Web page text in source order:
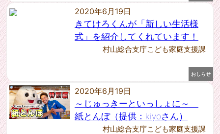
2021年8月 [1]
2021年1月 [7]
2020年12月 [6]
2020年11月 [3]
2020年9月 [3]
おしらせ
2020年6月19日
きてけろくんが「新しい生活様
式」を紹介してくれています！
村山総合支庁こども家庭支援課
2020年6月19日
～じゅっきーといっしょに～
紙とんぼ（提供：kiyoさん）
村山総合支庁こども家庭支援課